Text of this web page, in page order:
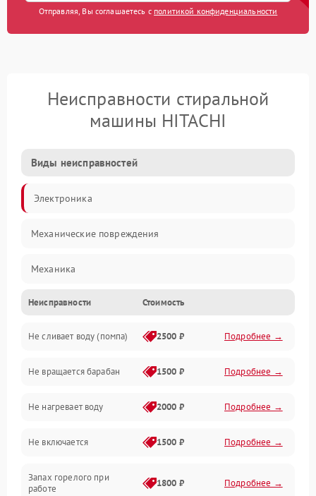
Отправляя, Вы соглашаетесь с политикой конфиденциальности
Неисправности стиральной
машины HITACHI
Виды неисправностей
Электроника
Механические повреждения
Механика
Электропитание
Водоснабжение
Слив
Программное обеспечение
Неисправности Стоимость
Не сливает воду (помпа) 2500 ₽ Подробнее →
Не вращается барабан 1500 ₽ Подробнее →
Не нагревает воду 2000 ₽ Подробнее →
Не включается 1500 ₽ Подробнее →
Запах горелого при
работе
1800 ₽ Подробнее →